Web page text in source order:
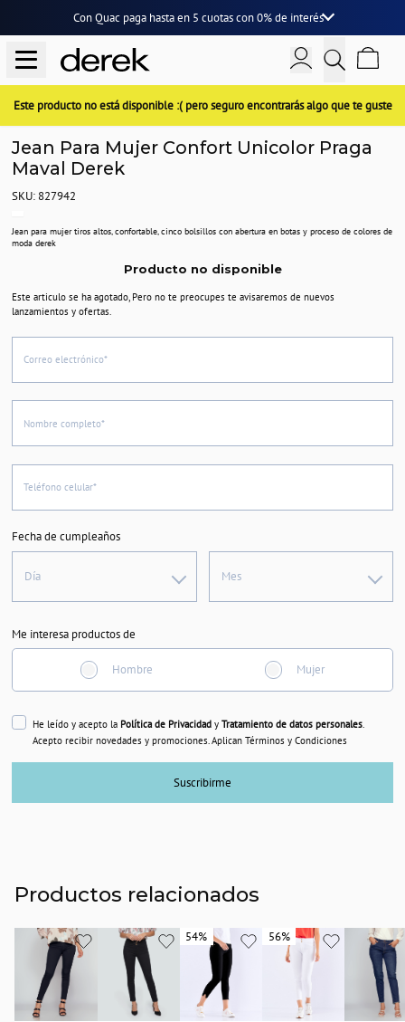
Con Quac paga hasta en 5 cuotascon0% de interés
Este producto no está disponible :( pero seguro encontrarás algo que te guste
Jean Para Mujer Confort Unicolor Praga
Maval Derek
SKU: 827942
Jean para mujer tiros altos, confortable, cinco bolsillos con abertura en botas y proceso de colores de
moda derek
Producto no disponible
Este articulo se ha agotado, Pero no te preocupes te avisaremos de nuevos
lanzamientos y ofertas.
Correo electrónico*
Nombre completo*
Teléfono celular*
Fecha de cumpleaños
Día Mes
Me interesa productos de
Hombre Mujer
He leído y acepto la Política de Privacidady Tratamiento de datos personales.
Acepto recibir novedades y promociones. Aplican Términos y Condiciones
Suscribirme
Productos relacionados
54%
54% 56%
56%